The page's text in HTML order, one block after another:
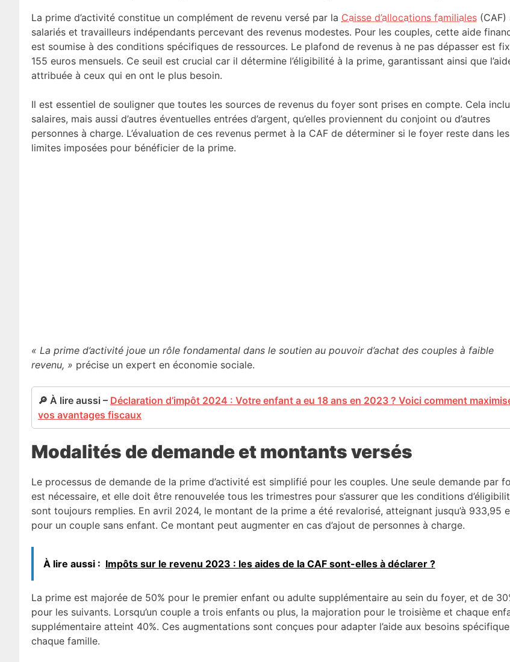
La prime d’activité constitue un complément de revenu versé par la Caisse d’allocations familiales (CAF)
salariés et travailleurs indépendants percevant des revenus modestes. Pour les couples, cette aide
est soumise à des conditions spécifiques de ressources. Le plafond de revenus à ne pas dépasser est
155 euros mensuels. Ce seuil est crucial car il détermine l’éligibilité à la prime, garantissant ainsi que
attribuée à ceux qui en ont le plus besoin.
Il est essentiel de souligner que toutes les sources de revenus du foyer sont prises en compte. Cela
salaires, mais aussi d’autres éventuelles entrées d’argent, qu’elles proviennent du conjoint ou d’autres
personnes à charge. L’évaluation de ces revenus permet à la CAF de déterminer si le foyer reste dans les
limites imposées pour bénéficier de la prime.
« La prime d’activité joue un rôle fondamental dans le soutien au pouvoir d’achat des couples à faible
revenu, » précise un expert en économie sociale.
🔎 À lire aussi – Déclaration d’impôt 2024 : Votre enfant a eu 18 ans en 2023 ? Voici comment
vos avantages fiscaux
Modalités de demande et montants versés
Le processus de demande de la prime d’activité est simplifié pour les couples. Une seule demande par
est nécessaire, et elle doit être renouvelée tous les trimestres pour s’assurer que les conditions
sont toujours remplies. En avril 2024, le montant de la prime a été revalorisé, atteignant jusqu’à 933,95
pour un couple sans enfant. Ce montant peut augmenter en cas d’ajout de personnes à charge.
À lire aussi : Impôts sur le revenu 2023 : les aides de la CAF sont-elles à déclarer ?
La prime est majorée de 50% pour le premier enfant ou adulte supplémentaire au sein du foyer, et de
pour les suivants. Lorsqu’un couple a trois enfants ou plus, la majoration pour le troisième et chaque
supplémentaire atteint 40%. Ces augmentations sont conçues pour adapter l’aide aux besoins
chaque famille.